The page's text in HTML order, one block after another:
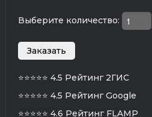
Выберите количество:
⭐⭐⭐⭐⭐ 4.5 Рейтинг 2ГИС
⭐⭐⭐⭐⭐ 4.5 Рейтинг Google
⭐⭐⭐⭐⭐ 4.6 Рейтинг FLAMP